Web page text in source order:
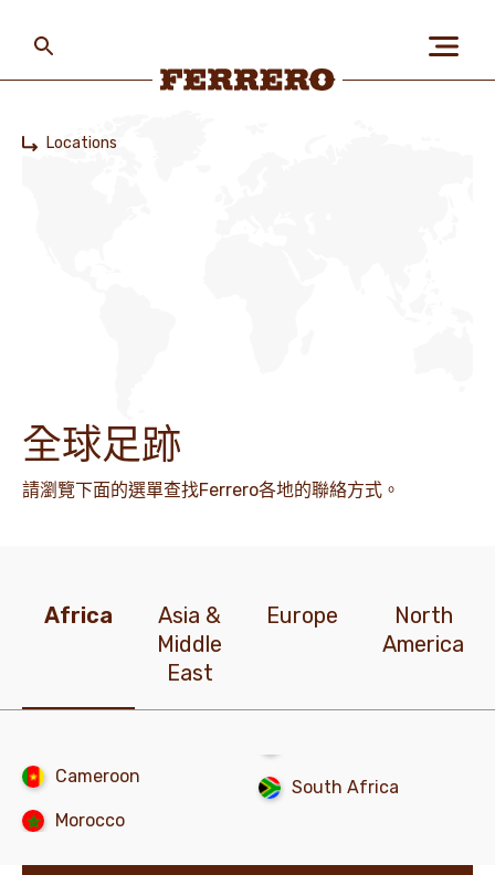
加入我們
main
content
Locations
全球足跡
請瀏覽下面的選單查找Ferrero各地的聯絡方式。
Africa
Asia &
Middle
East
Europe
North
America
Cameroon
Morocco
South Africa